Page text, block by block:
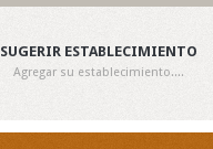
SUGERIR ESTABLECIMIENTO
Agregar su establecimiento....